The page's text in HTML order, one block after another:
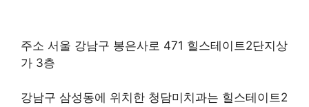
주소 서울 강남구 봉은사로 471 힐스테이트2단지상
가 3층
강남구 삼성동에 위치한 청담미치과는 힐스테이트2